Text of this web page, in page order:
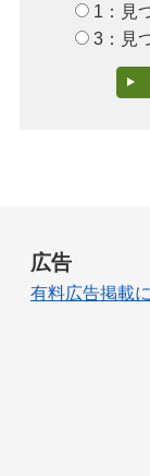
1：見
3：見
広告
有料広告掲載